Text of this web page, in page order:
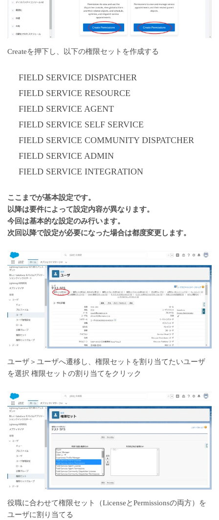
Createを押下し、以下の権限セットを作成する
FIELD SERVICE DISPATCHER
FIELD SERVICE RESOURCE
FIELD SERVICE AGENT
FIELD SERVICE SELF SERVICE
FIELD SERVICE COMMUNITY DISPATCHER
FIELD SERVICE ADMIN
FIELD SERVICE INTEGRATION
ここまでが基本設定です。
以降は要件によって設定内容が異なります。
今回は基本的な設定のみ行います。
次回以降で設定が必要になった場合は都度変更します。
ユーザ＞ユーザへ遷移し、権限セットを割り当てたいユーザ
を選択 権限セットの割り当てをクリック
役職に合わせて権限セット（LicenseとPermissionsの両方）を
ユーザに割り当てる